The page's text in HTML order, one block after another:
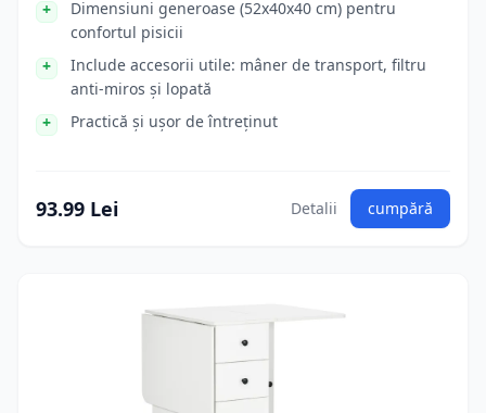
Dimensiuni generoase (52x40x40 cm) pentru
confortul pisicii
Include accesorii utile: mâner de transport, filtru
anti-miros și lopată
Practică și ușor de întreținut
93.99 Lei Detalii cumpără